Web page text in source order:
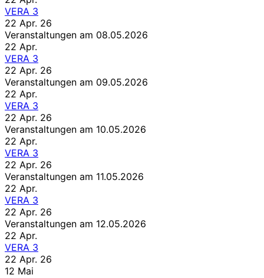
VERA 3
22 Apr. 26
Veranstaltungen am 08.05.2026
22 Apr.
VERA 3
22 Apr. 26
Veranstaltungen am 09.05.2026
22 Apr.
VERA 3
22 Apr. 26
Veranstaltungen am 10.05.2026
22 Apr.
VERA 3
22 Apr. 26
Veranstaltungen am 11.05.2026
22 Apr.
VERA 3
22 Apr. 26
Veranstaltungen am 12.05.2026
22 Apr.
VERA 3
22 Apr. 26
12 Mai